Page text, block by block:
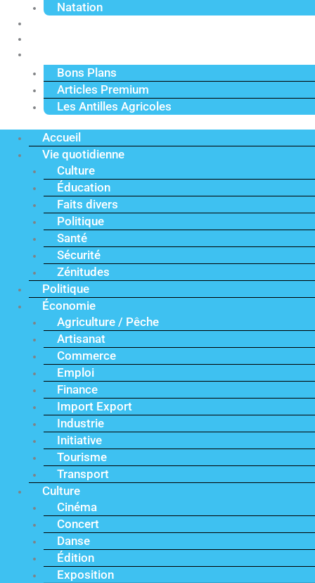
Natation
Bons Plans
Articles Premium
Les Antilles Agricoles
Accueil
Vie quotidienne
Culture
Éducation
Faits divers
Politique
Santé
Sécurité
Zénitudes
Politique
Économie
Agriculture / Pêche
Artisanat
Commerce
Emploi
Finance
Import Export
Industrie
Initiative
Tourisme
Transport
Culture
Cinéma
Concert
Danse
Édition
Exposition